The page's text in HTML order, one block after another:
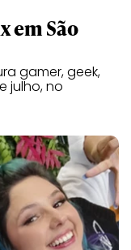
em São
gamer, geek,
julho, no